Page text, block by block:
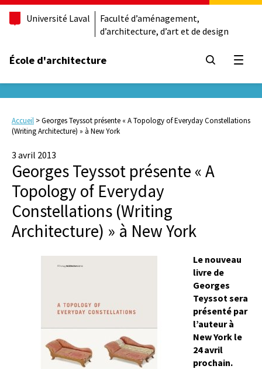
Université Laval
Faculté d’aménagement,
d’architecture, d’art et de design
École d'architecture
Accueil >Georges Teyssot présente « A Topology of Everyday Constellations
(Writing Architecture) » à New York
3 avril 2013
Georges Teyssot présente « A
Topology of Everyday
Constellations (Writing
Architecture) » à New York
Le nouveau
livre de
Georges
Teyssot sera
présenté par
l’auteur à
New York le
24 avril
prochain.